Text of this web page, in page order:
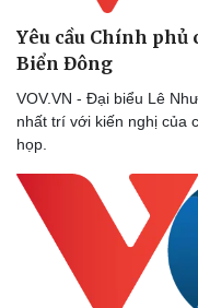
Yêu cầu Chính
Biển Đông
VOV.VN - Đại biểu Lê
nhất trí với kiến nghị của
họp.